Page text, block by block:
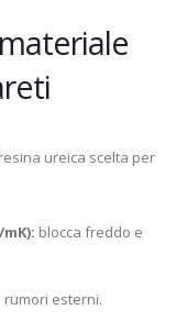
ureica scelta per
blocca freddo e
rumori esterni.